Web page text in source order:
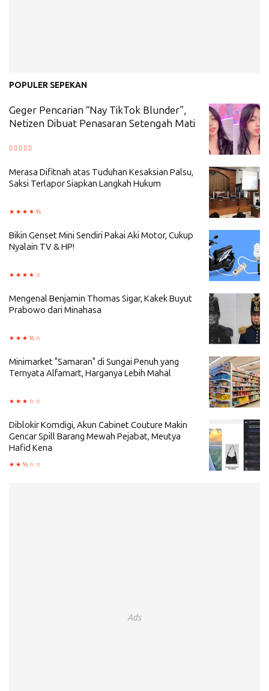
POPULER SEPEKAN
Geger Pencarian “Nay TikTok Blunder”,
Netizen Dibuat Penasaran Setengah Mati
Merasa Difitnah atas Tuduhan Kesaksian Palsu,
Saksi Terlapor Siapkan Langkah Hukum
Bikin Genset Mini Sendiri Pakai Aki Motor, Cukup
Nyalain TV & HP!
Mengenal Benjamin Thomas Sigar, Kakek Buyut
Prabowo dari Minahasa
Minimarket "Samaran" di Sungai Penuh yang
Ternyata Alfamart, Harganya Lebih Mahal
Diblokir Komdigi, Akun Cabinet Couture Makin
Gencar Spill Barang Mewah Pejabat, Meutya
Hafid Kena
Ads